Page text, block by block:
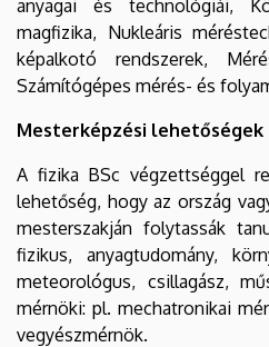
anyagai és technológiái,
magfizika, Nukleáris
képalkotó rendszerek,
Számítógépes mérés- és
Mesterképzési lehetőségek
A fizika BSc végzettséggel
lehetőség, hogy az ország
mesterszakján folytassák
fizikus, anyagtudomány,
meteorológus, csillagász,
mérnöki: pl. mechatronikai
vegyészmérnök.